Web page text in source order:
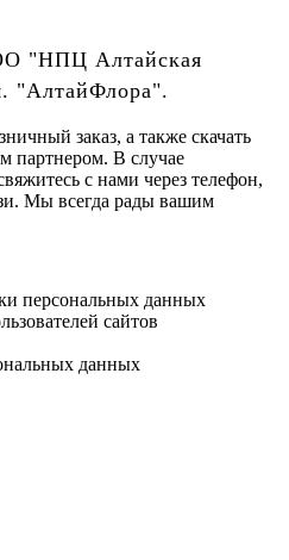
"НПЦ Алтайская
"АлтайФлора".
заказ, а также скачать
партнером. В случае
с нами через телефон,
Мы всегда рады вашим
персональных данных
сайтов
данных